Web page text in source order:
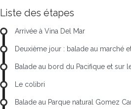
Liste des étapes
Arrivée à Vina Del Mar
Deuxième jour : balade au marché
Balade au bord du Pacifique et sur
Le colibri
Balade au Parque natural Gomez